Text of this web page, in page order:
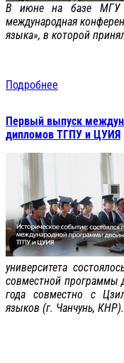
В июне на базе МГУ
международная
языка», в которой
Подробнее
Первый выпуск
дипломов ТГПУ и ЦУИЯ
университета
совместной программы
года совместно с
языков (г. Чанчунь, КНР).